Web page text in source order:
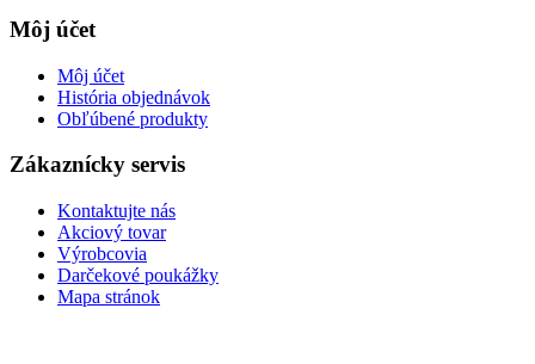
Môj účet
Môj účet
História objednávok
Obľúbené produkty
Zákaznícky servis
Kontaktujte nás
Akciový tovar
Výrobcovia
Darčekové poukážky
Mapa stránok